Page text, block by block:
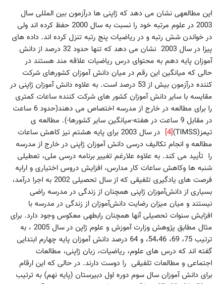
این مطالعه‏ی‌ نشان می دهد که ژاپنی ها درآزمون بین المللی سال
2003 در علوم مرتبه خود را نسبت به سال 2000 حفظ کرده اند ولی
در خواندن شش رتبه و در ریاضیات پنج رتبه تنزل کرده اند. داده های
پیزا در سال 2003 نشان می دهد که تنها حدود 32 درصد از دانش
آموزان پایه دهم به محتوای درس ریاضیات علاقه مند هستند در
حالی که میانگین این رقم در میان دانش آموزان کشورهای شرکت
کننده درآزمون بیش از 53 درصد است. به علاوه دانش آموزان ژاپنی در
مقایسه با سایر دانش آموزان کشور های شرکت کننده ساعات کمتری
را برای مطالعه در خارج از مدرسه اختصاص می دهند(حدود 6 ساعت
در مقابل 9 ساعت در هفته-میانگین سایر کشورها-). مطالعه ی
تیمز(TIMSS)
[4]
در سال 2003 برای پایه هشتم نیز کاهش ساعات
مطالعه و انجام تکالیف درسی دانش آموزان ژاپنی در خارج از مدرسه
را تأیید می کند. به علاوه علارغم تغییر برنامه درسی ملی، تعطیلی
شنبه ها وکاهش ساعات کار مدارس، افزایش دروس اختیاری و ارایه
فرصت های یادگیری تلفیقی که از سال تحصیلی 2002 به اجرا درآمد،
بسیاری‌ از دانش‌آموزان‌ ژاپنی همچنان از زندگی‌ در مدرسه‌ راضی‌
نیستند و میان‌ میزان‌ رضایت‌ دانش‌آموزان‌ از زندگی‌ در مدرسه‌ با
افزایش‌ سنوات‌ تحصیلی‌ آن‏ها همچنان رابطه‏ی‌ معکوس‌ وجود دارد. برای
مثال مطابق پژوهش وزارت آموزش و علوم ژاپن در سال 2005 ، به
ترتیب 75، 69، 54،46، و 64 درصد دانش آموزان پایه چهارم ابتدایی
گفته اند که درس های علوم، ریاضیات، زبان ژاپنی، مطالعات
اجتماعی و مطالعات تلفیقی را دوست دارند. در حالی که این ارقام
برای دانش آموزان سال سوم دوره اول دبیرستان (پایه نهم) به ترتیب